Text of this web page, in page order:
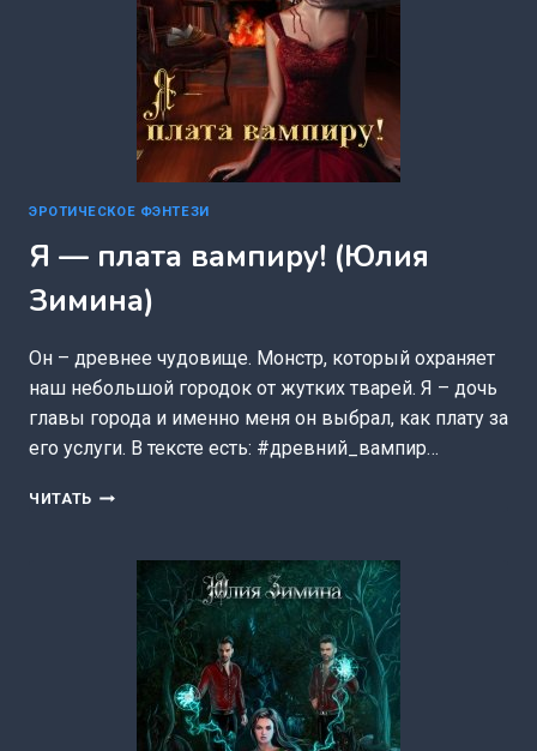
ЭРОТИЧЕСКОЕ ФЭНТЕЗИ
Я — плата вампиру! (Юлия
Зимина)
Он – древнее чудовище. Монстр, который охраняет
наш небольшой городок от жутких тварей. Я – дочь
главы города и именно меня он выбрал, как плату за
его услуги. В тексте есть: #древний_вампир…
ЧИТАТЬ Я
ВАМПИРУ!
(ЮЛИЯ
ЗИМИНА)